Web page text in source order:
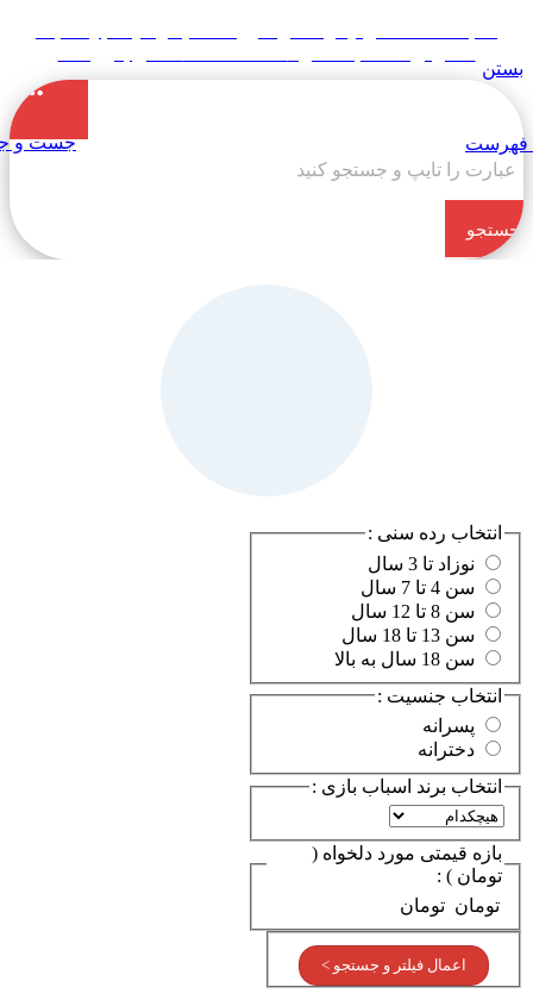
جست و جو
جستجو
انتخاب رده سنی :
نوزاد تا 3 سال
سن 4 تا 7 سال
سن 8 تا 12 سال
سن 13 تا 18 سال
سن 18 سال به بالا
انتخاب جنسیت :
پسرانه
دخترانه
انتخاب برند اسباب بازی :
بازه قیمتی مورد دلخواه (
تومان ) :
تومان تومان
اعمال فیلتر و جستجو >